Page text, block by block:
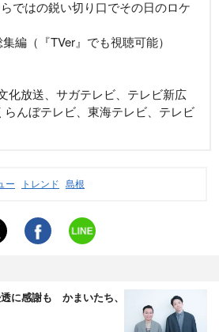
ではの鋭い切り口でその日のロケ
編（『TVer』でも視聴可能）
化放送、サガテレビ、テレビ新広
んぼテレビ、東海テレビ、テレビ
ー トレンド 島根
に感謝も かまいたち、